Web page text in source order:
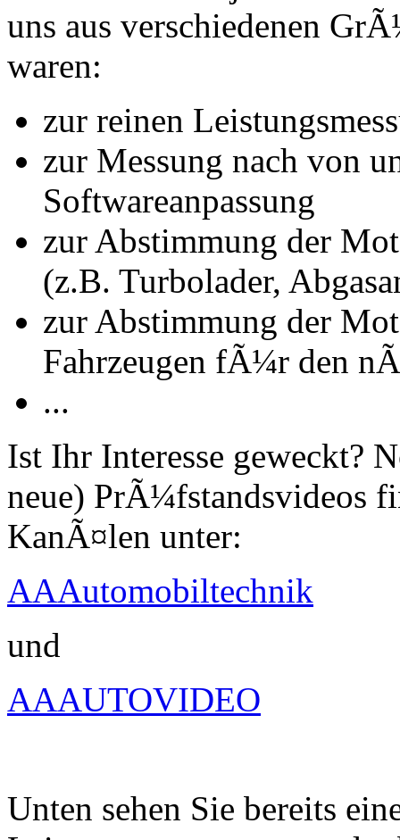
uns aus verschiedenen
waren:
zur reinen
zur Messung nach von
Softwareanpassung
zur Abstimmung der
(z.B. Turbolader,
zur Abstimmung der
Fahrzeugen fÃ¼r den
...
Ist Ihr Interesse geweckt?
neue) PrÃ¼fstandsvideos
KanÃ¤len unter:
AAAutomobiltechnik
und
AAAUTOVIDEO
Unten sehen Sie bereits